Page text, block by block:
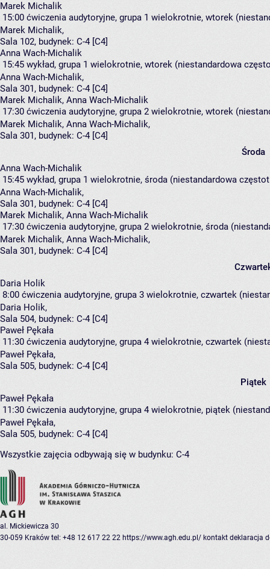
Marek Michalik
15:00 ćwiczenia audytoryjne, grupa 1 wielokrotnie, wtorek
Marek Michalik,
Sala 102, budynek: C-4 [C4]
Anna Wach-Michalik
15:45 wykład, grupa 1 wielokrotnie, wtorek (niestandardowa
Anna Wach-Michalik,
Sala 301, budynek: C-4 [C4]
Marek Michalik, Anna Wach-Michalik
17:30 ćwiczenia audytoryjne, grupa 2 wielokrotnie, wtorek
Marek Michalik, Anna Wach-Michalik,
Sala 301, budynek: C-4 [C4]
Środa
Anna Wach-Michalik
15:45 wykład, grupa 1 wielokrotnie, środa (niestandardowa
Anna Wach-Michalik,
Sala 301, budynek: C-4 [C4]
Marek Michalik, Anna Wach-Michalik
17:30 ćwiczenia audytoryjne, grupa 2 wielokrotnie, środa
Marek Michalik, Anna Wach-Michalik,
Sala 301, budynek: C-4 [C4]
Daria Holik
8:00 ćwiczenia audytoryjne, grupa 3 wielokrotnie, czwartek
Daria Holik,
Sala 504, budynek: C-4 [C4]
Paweł Pękała
11:30 ćwiczenia audytoryjne, grupa 4 wielokrotnie, czwartek
Paweł Pękała,
Sala 505, budynek: C-4 [C4]
Piątek
Paweł Pękała
11:30 ćwiczenia audytoryjne, grupa 4 wielokrotnie, piątek
Paweł Pękała,
Sala 505, budynek: C-4 [C4]
Wszystkie zajęcia odbywają się w budynku: C-4
al. Mickiewicza 30
30-059 Kraków tel: +48 12 617 22 22 https://www.agh.edu.pl/ kontakt deklaracja